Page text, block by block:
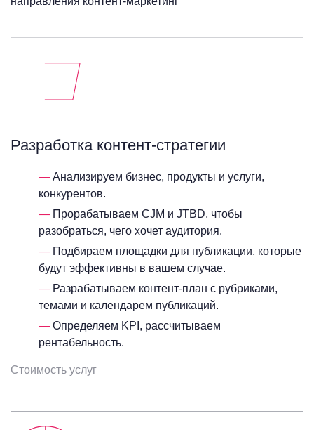
Разработка контент-стратегии
Анализируем бизнес, продукты и услуги,
конкурентов.
Прорабатываем CJM и JTBD, чтобы
разобраться, чего хочет аудитория.
Подбираем площадки для публикации, которые
будут эффективны в вашем случае.
Разрабатываем контент-план с рубриками,
темами и календарем публикаций.
Определяем KPI, рассчитываем
рентабельность.
Стоимость услуг